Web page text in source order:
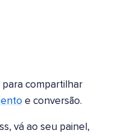
para compartilhar
e conversão.
vá ao seu painel,